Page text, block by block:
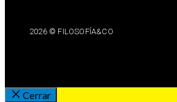
2026 © FILOSOFÍA&CO
Cerrar